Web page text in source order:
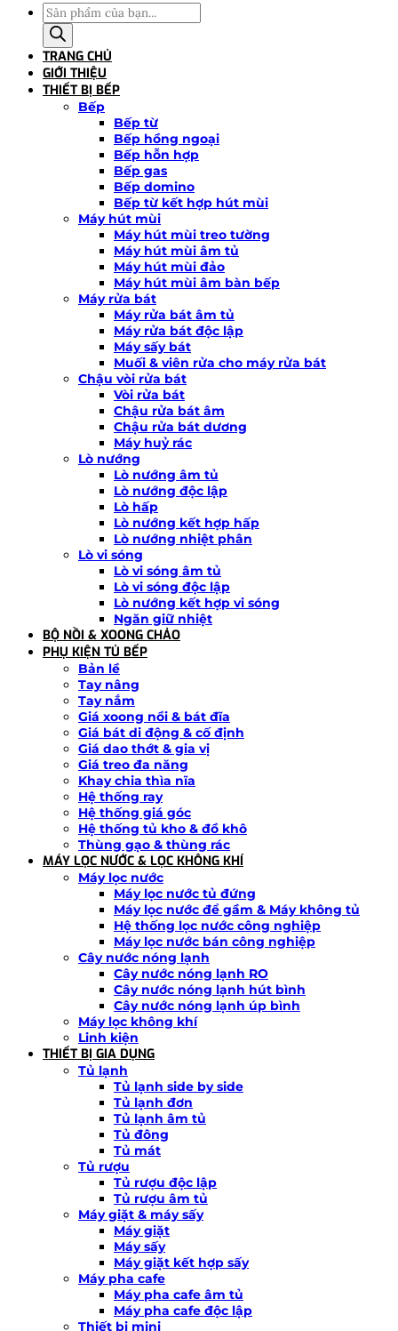
Tìm
kiếm
sản
phẩm
TRANG CHỦ
GIỚI THIỆU
THIẾT BỊ BẾP
Bếp
Bếp từ
Bếp hồng ngoại
Bếp hỗn hợp
Bếp gas
Bếp domino
Bếp từ kết hợp hút mùi
Máy hút mùi
Máy hút mùi treo tường
Máy hút mùi âm tủ
Máy hút mùi đảo
Máy hút mùi âm bàn bếp
Máy rửa bát
Máy rửa bát âm tủ
Máy rửa bát độc lập
Máy sấy bát
Muối & viên rửa cho máy rửa bát
Chậu vòi rửa bát
Vòi rửa bát
Chậu rửa bát âm
Chậu rửa bát dương
Máy huỷ rác
Lò nướng
Lò nướng âm tủ
Lò nướng độc lập
Lò hấp
Lò nướng kết hợp hấp
Lò nướng nhiệt phân
Lò vi sóng
Lò vi sóng âm tủ
Lò vi sóng độc lập
Lò nướng kết hợp vi sóng
Ngăn giữ nhiệt
BỘ NỒI & XOONG CHẢO
PHỤ KIỆN TỦ BẾP
Bản lề
Tay nâng
Tay nắm
Giá xoong nồi & bát đĩa
Giá bát di động & cố định
Giá dao thớt & gia vị
Giá treo đa năng
Khay chia thìa nĩa
Hệ thống ray
Hệ thống giá góc
Hệ thống tủ kho & đồ khô
Thùng gạo & thùng rác
MÁY LỌC NƯỚC & LỌC KHÔNG KHÍ
Máy lọc nước
Máy lọc nước tủ đứng
Máy lọc nước để gầm & Máy không tủ
Hệ thống lọc nước công nghiệp
Máy lọc nước bán công nghiệp
Cây nước nóng lạnh
Cây nước nóng lạnh RO
Cây nước nóng lạnh hút bình
Cây nước nóng lạnh úp bình
Máy lọc không khí
Linh kiện
THIẾT BỊ GIA DỤNG
Tủ lạnh
Tủ lạnh side by side
Tủ lạnh đơn
Tủ lạnh âm tủ
Tủ đông
Tủ mát
Tủ rượu
Tủ rượu độc lập
Tủ rượu âm tủ
Máy giặt & máy sấy
Máy giặt
Máy sấy
Máy giặt kết hợp sấy
Máy pha cafe
Máy pha cafe âm tủ
Máy pha cafe độc lập
Thiết bị mini